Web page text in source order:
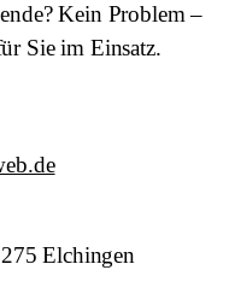
Kein Problem –
Sie im Einsatz.
Elchingen